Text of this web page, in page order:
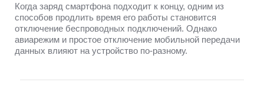
Когда заряд смартфона подходит к концу, одним из
способов продлить время его работы становится
отключение беспроводных подключений. Однако
авиарежим и простое отключение мобильной передачи
данных влияют на устройство по-разному.